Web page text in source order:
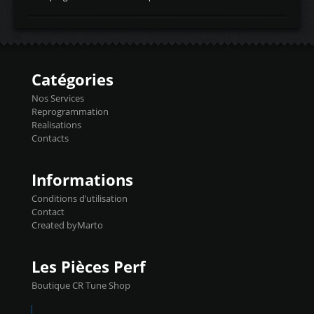
d'admissiontemp ex. pour atmo -30- 80°C
temperaturetemperature ldr moteurtemp
Injecteurs + Flashpro 1370€ TTC Le
précise et performante. Vous pourrez
basculer de la carto sans plomb à Ethanol à
l'aide du flashpro OPTION ECONOMIQUES
Reprog SP 98 sur le calculateur d'origine
450€ TTC Un gain d'environ 10cv et 15nm
Catégories
Nos Services
Reprogrammation
Realisations
Contacts
Informations
Conditions d’utilisation
Contact
Created byMarto
Les Pièces Perf
Boutique CR Tune Shop